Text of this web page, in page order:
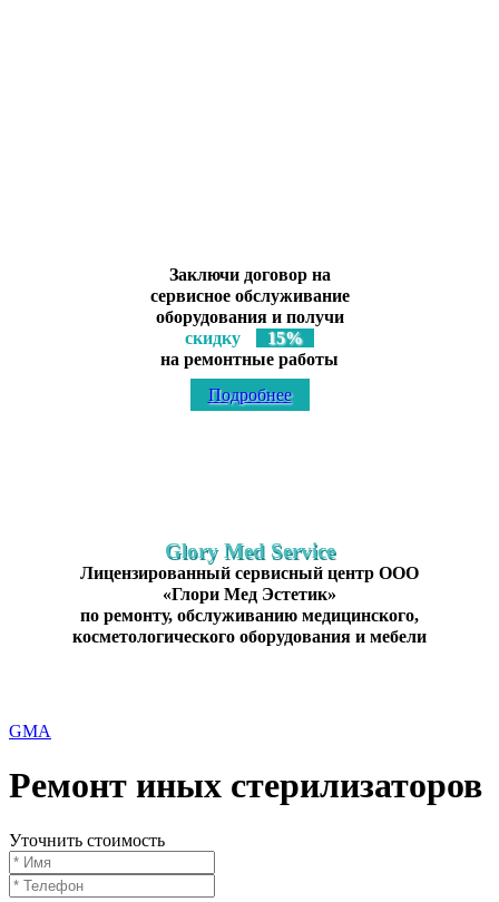
Заключи договор на
сервисное обслуживание
оборудования и получи
скидку
15%
на ремонтные работы
Подробнее
Glory Med Service
Лицензированный сервисный центр ООО
«Глори Мед Эстетик»
по ремонту, обслуживанию медицинского,
косметологического оборудования и мебели
GMA
Ремонт иных стерилизаторов
Уточнить стоимость